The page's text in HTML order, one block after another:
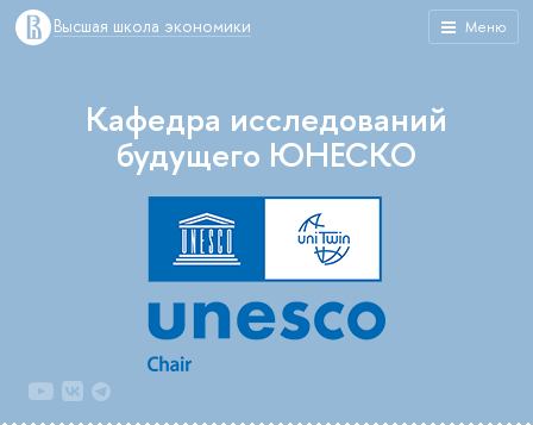
Меню
Высшая школа экономики
Кафедра исследований
будущего ЮНЕСКО